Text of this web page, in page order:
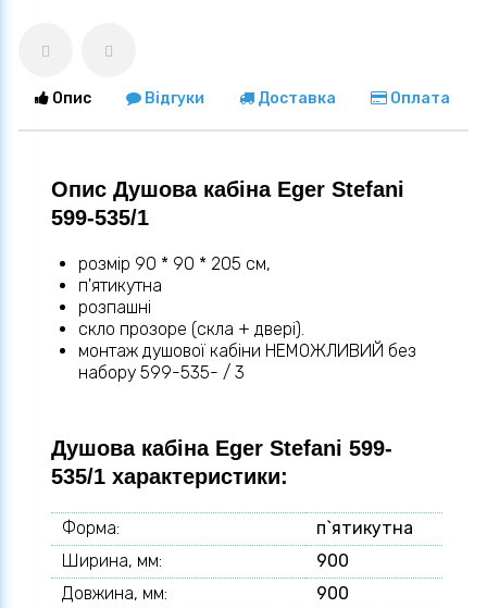
Опис Відгуки Доставка Оплата
Опис Душова кабіна Eger Stefani
599-535/1
розмір 90 * 90 * 205 см,
п'ятикутна
розпашні
скло прозоре (скла + двері).
монтаж душової кабіни НЕМОЖЛИВИЙ без
набору 599-535- / 3
Душова кабіна Eger Stefani 599-
535/1 характеристики:
Форма:
п`ятикутна
Ширина, мм:
900
Довжина, мм:
900